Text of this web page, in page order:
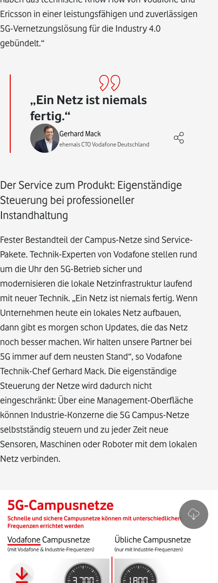
Ericsson in einer leistungsfähigen und zuverlässigen
5G-Vernetzungslösung für die Industry 4.0
gebündelt.“
Ein Netz ist niemals
fertig.
Gerhard Mack
ehemals CTO Vodafone Deutschland
Der Service zum Produkt: Eigenständige
Steuerung bei professioneller
Instandhaltung
Fester Bestandteil der Campus-Netze sind Service-
Pakete. Technik-Experten von Vodafone stellen rund
um die Uhr den 5G-Betrieb sicher und
modernisieren die lokale Netzinfrastruktur laufend
mit neuer Technik. „Ein Netz ist niemals fertig. Wenn
Unternehmen heute ein lokales Netz aufbauen,
dann gibt es morgen schon Updates, die das Netz
noch besser machen. Wir halten unsere Partner bei
5G immer auf dem neusten Stand“, so Vodafone
Technik-Chef Gerhard Mack. Die eigenständige
Steuerung der Netze wird dadurch nicht
eingeschränkt: Über eine Management-Oberfläche
können Industrie-Konzerne die 5G Campus-Netze
selbstständig steuern und zu jeder Zeit neue
Sensoren, Maschinen oder Roboter mit dem lokalen
Netz verbinden.